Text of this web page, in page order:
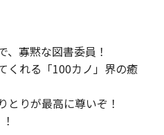
、寡黙な図書委員！
くれる「100カノ」界の癒
とりが最高に尊いぞ！